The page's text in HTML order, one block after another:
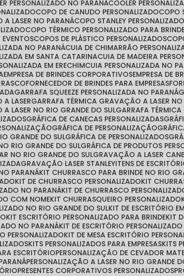
PERSONALIZADO NO PARANÁ COOLER
COPO DE CANUDO PERSONALIZADO
A LASER NO PARANÁ
COPO STANLEY
COPO TÉRMICO PERSONALIZADO PARA
EVENTOS
COPOS DE PLÁSTICO PERSONALIZADOS
NO PARANÁ CUIA DE CHIMARRÃO
EM SANTA CATARINA
CUIA DE MADEIRA
EM ERECHIM CUIA PERSONALIZADA NO
EMPRESA DE BRINDES CORPORATIVOS EMPRESA DE
FORNECEDOR DE BRINDES PARA EMPRESAS
GARRAFA SQUEEZE PERSONALIZADA NO PARANÁ
A LASER
GARRAFA TÉRMICA GRAVAÇÃO A LASER
A LASER NO RIO GRANDE DO SUL
GARRAFA
GRÁFICA DE CANECAS PERSONALIZADAS
GRÁFICA DE PERSONALIZAÇÃO
GRANDE DO SUL
GRÁFICA DE PERSONALIZADOS
RIO GRANDE DO SUL
GRÁFICA DE PRODUTOS
NO RIO GRANDE DO SUL
GRAVAÇÃO A LASER
GRAVAÇÃO LASER STANLEY ITENS DE
PARANÁ KIT CHURRASCO PARA BRINDE NO RIO
KIT DE CHURRASCO PERSONALIZADO KIT
NO PARANÁ KIT DE CHURRASCO
COM NOME KIT CHURRASQUEIRO PERSONALIZADO
NO RIO GRANDE DO SUL KIT DE ESCRITÓRIO
KIT ESCRITÓRIO PERSONALIZADO PARA BRINDE KIT
NO PARANÁ KIT DE ESCRITÓRIO
PERSONALIZADO KIT DE MESA ESCRITÓRIO
KITS PERSONALIZADOS PARA EMPRESAS KITS
ESCRITÓRIO PERSONALIZAÇÃO DE CEVADOR
PERSONALIZAÇÃO A LASER NO RIO GRANDE
PRESENTES CORPORATIVOS PERSONALIZADOS